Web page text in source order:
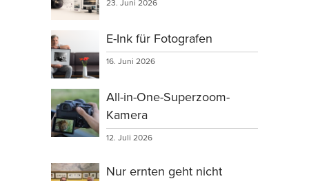
23. Juni 2026
E-Ink für Fotografen
16. Juni 2026
All-in-One-Superzoom-
Kamera
12. Juli 2026
Nur ernten geht nicht